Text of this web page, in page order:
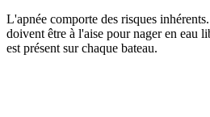
L'apnée comporte des risques
doivent être à l'aise pour nager en eau
est présent sur chaque bateau.